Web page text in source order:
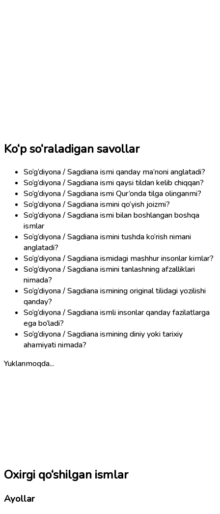
Ko‘p so‘raladigan savollar
So‘g‘diyona / Sagdiana ismi qanday ma’noni anglatadi?
So‘g‘diyona / Sagdiana ismi qaysi tildan kelib chiqqan?
So‘g‘diyona / Sagdiana ismi Qur’onda tilga olinganmi?
So‘g‘diyona / Sagdiana ismini qo‘yish joizmi?
So‘g‘diyona / Sagdiana ismi bilan boshlangan boshqa
ismlar
So‘g‘diyona / Sagdiana ismini tushda ko‘rish nimani
anglatadi?
So‘g‘diyona / Sagdiana ismidagi mashhur insonlar kimlar?
So‘g‘diyona / Sagdiana ismini tanlashning afzalliklari
nimada?
So‘g‘diyona / Sagdiana ismining original tilidagi yozilishi
qanday?
So‘g‘diyona / Sagdiana ismli insonlar qanday fazilatlarga
ega bo‘ladi?
So‘g‘diyona / Sagdiana ismining diniy yoki tarixiy
ahamiyati nimada?
Yuklanmoqda...
Oxirgi qo‘shilgan ismlar
Ayollar